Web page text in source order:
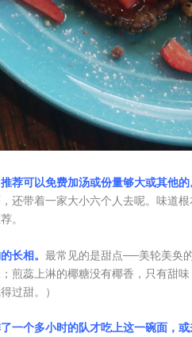
荐可以免费加汤或份量够大或其他
还带着一家大小六个人去呢。味道
。
长相。最常见的是甜点──美轮美奂
煎蕊上淋的椰糖没有椰香，只有甜
过甜。）
一个多小时的队才吃上这一碗面，